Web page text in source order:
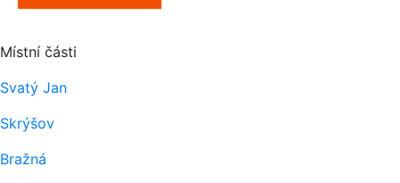
Místní části
Svatý Jan
Skrýšov
Bražná